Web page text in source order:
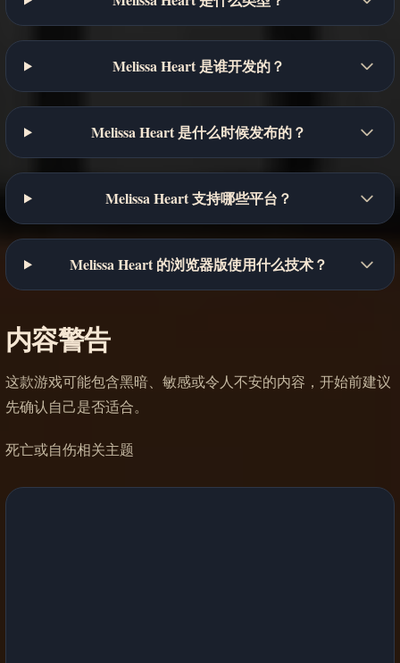
Melissa Heart 是谁开发的？
Melissa Heart 是什么时候发布的？
Melissa Heart 支持哪些平台？
Melissa Heart 的浏览器版使用什么技术？
内容警告
这款游戏可能包含黑暗、敏感或令人不安的内容，开始前建议
先确认自己是否适合。
死亡或自伤相关主题